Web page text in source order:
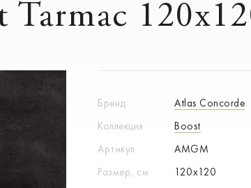
Tarmac
Бренд
Atlas Concorde
Коллекция
Boost
Артикул
AMGM
Размер, см
120x120